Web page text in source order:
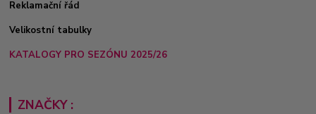
Reklamační řád
Velikostní tabulky
KATALOGY PRO SEZÓNU 2025/26
ZNAČKY :